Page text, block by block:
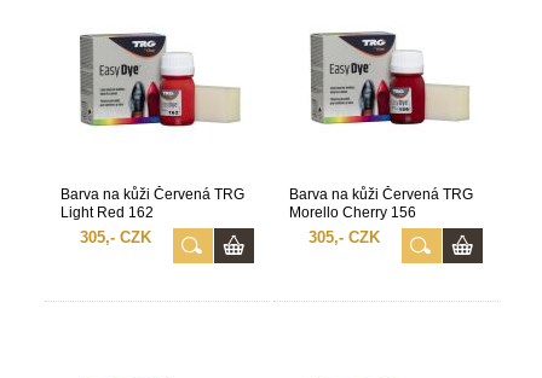
Barva na kůži Červená TRG
Light Red 162
305,- CZK
Barva na kůži Červená TRG
Morello Cherry 156
305,- CZK